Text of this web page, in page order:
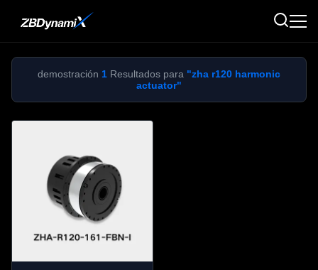
demostración 1 Resultados para "zha r120 harmonic
actuator"